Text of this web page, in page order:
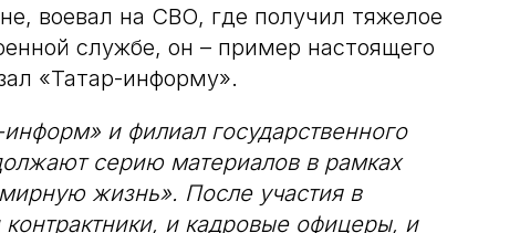
воевал на СВО, где получил тяжелое
службе, он – пример настоящего
«Татар-информу».
и филиал государственного
серию материалов в рамках
жизнь». После участия в
и кадровые офицеры, и